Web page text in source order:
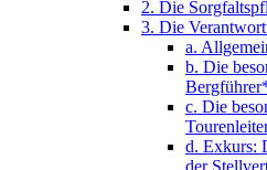
2. Die
3. Die
a.
b. Die
c. Die
d. Exkurs:
der